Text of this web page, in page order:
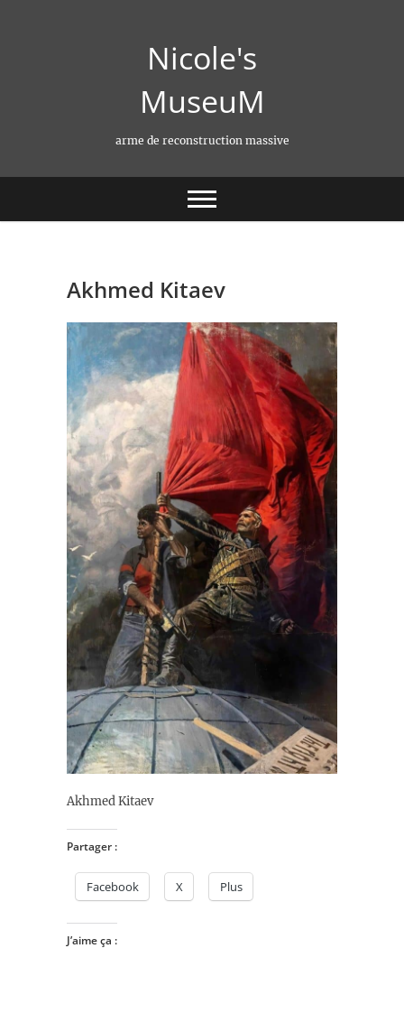
Nicole's
MuseuM
arme de reconstruction massive
Akhmed Kitaev
Akhmed Kitaev
Partager :
Facebook X Plus
J’aime ça :